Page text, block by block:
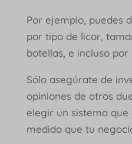
Por ejemplo, puedes
por tipo de licor,
botellas, e incluso por
Sólo asegúrate de
opiniones de otros
elegir un sistema
medida que tu